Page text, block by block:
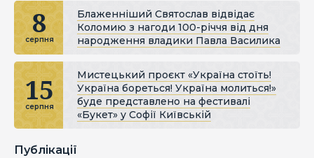
8
серпня
Блаженніший Святослав відвідає
Коломию з нагоди 100-річчя від дня
народження владики Павла Василика
15
серпня
Мистецький проєкт «Україна стоїть!
Україна бореться! Україна молиться!»
буде представлено на фестивалі
«Букет» у Софії Київській
Публікації